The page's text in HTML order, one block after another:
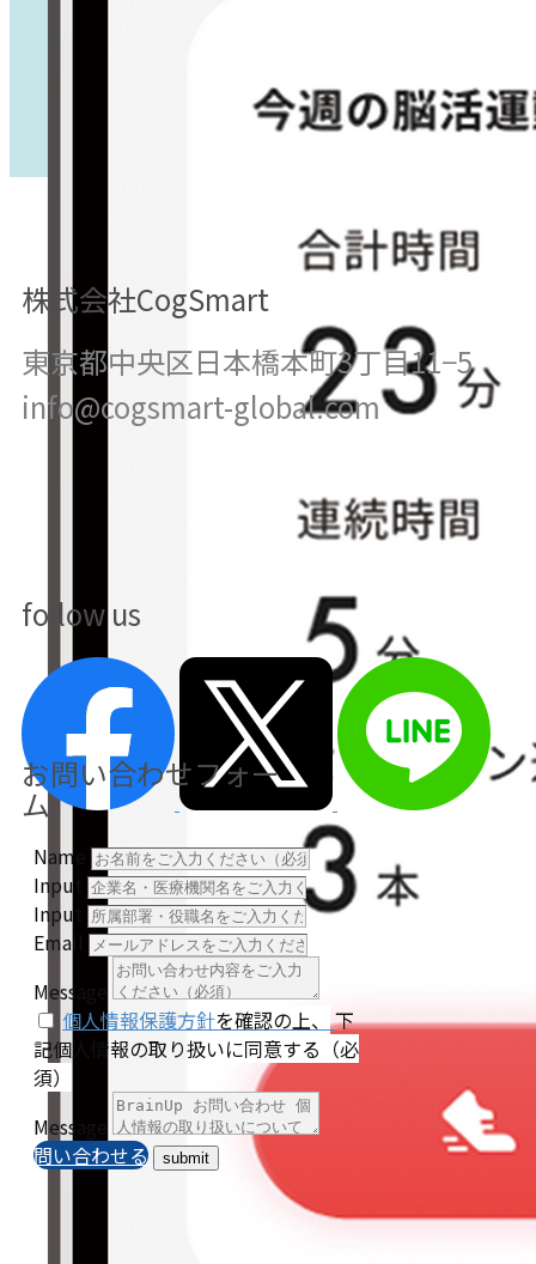
株式会社CogSmart
東京都中央区日本橋本町​3丁目11−5
info@cogsmart-global.com
follow us
お問い合わせフォー
ム
Name
Input
Input
Email
Message
個人情報保護方針を確認の上、 下
記個人情報の取り扱いに同意する（必
須）
Message
問い合わせる